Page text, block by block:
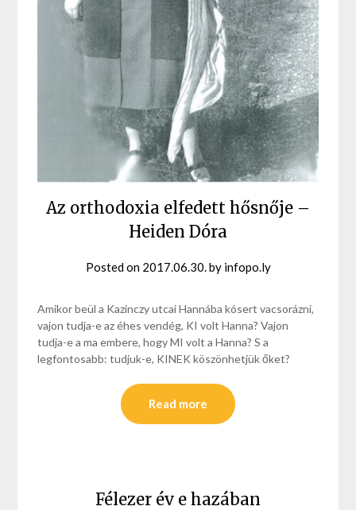
Az orthodoxia elfedett hősnője –
Heiden Dóra
Posted on 2017.06.30.by infopo.ly
Amikor beül a Kazinczy utcai Hannába kósert vacsorázni,
vajon tudja-e az éhes vendég, KI volt Hanna? Vajon
tudja-e a ma embere, hogy MI volt a Hanna? S a
legfontosabb: tudjuk-e, KINEK köszönhetjük őket?
Read more
Félezer év e hazában